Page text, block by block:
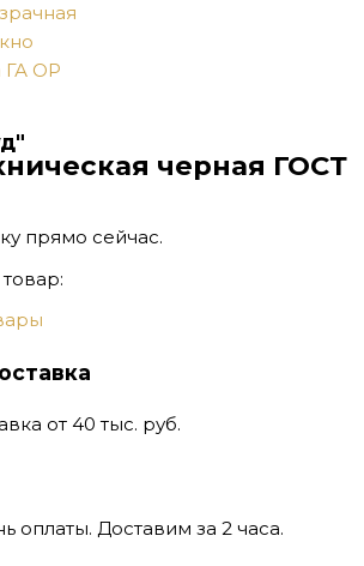
ГА ОР
черная ГОСТ
прямо сейчас.
от 40 тыс. руб.
оплаты. Доставим за 2 часа.